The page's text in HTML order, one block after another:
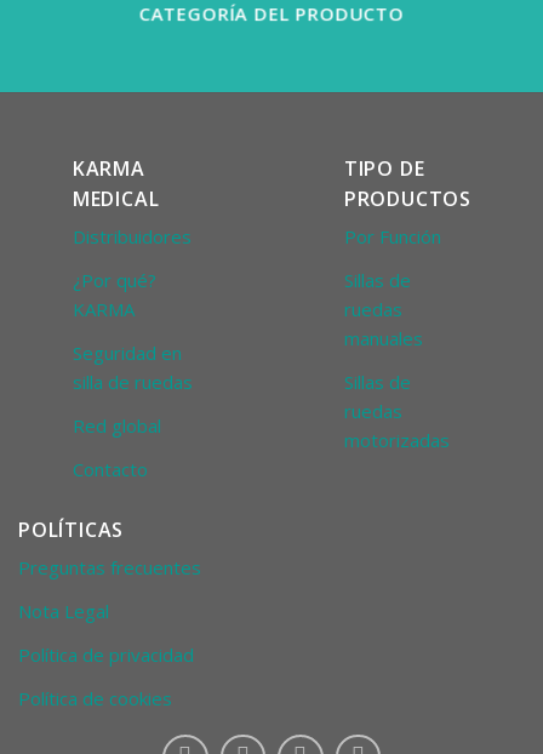
CATEGORÍA DEL PRODUCTO
KARMA
MEDICAL
Distribuidores
¿Por qué?
KARMA
Seguridad en
silla de ruedas
Red global
Contacto
TIPO DE
PRODUCTOS
Por Función
Sillas de
ruedas
manuales
Sillas de
ruedas
motorizadas
POLÍTICAS
Preguntas frecuentes
Nota Legal
Política de privacidad
Política de cookies